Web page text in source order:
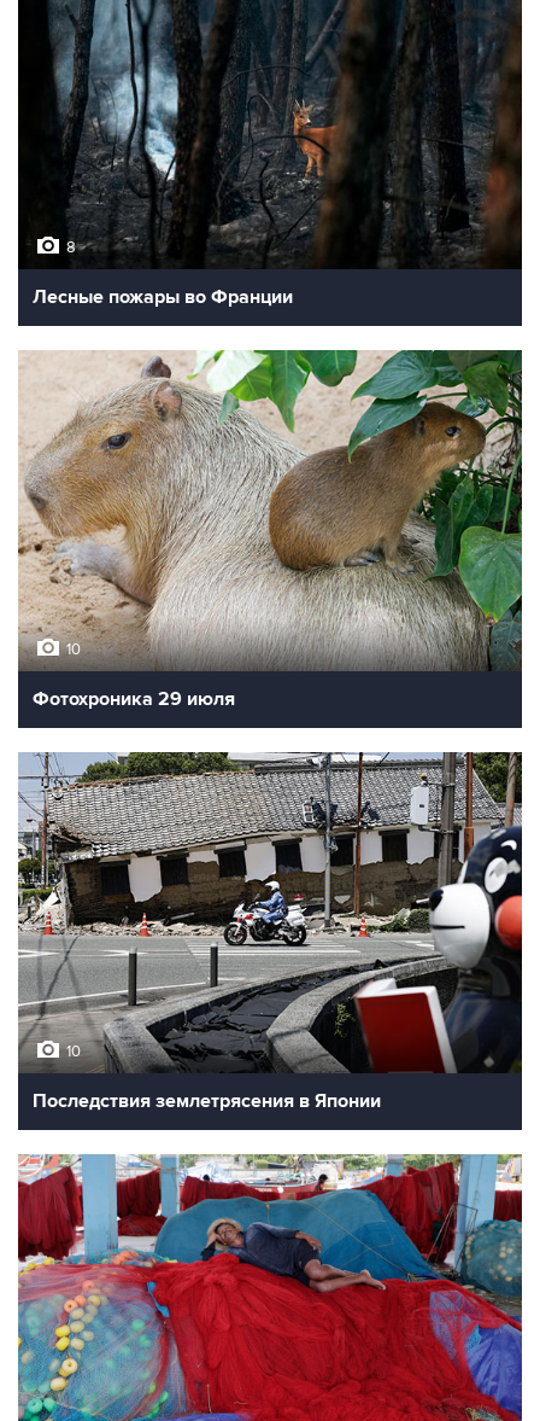
8
Лесные пожары во Франции
10
Фотохроника 29 июля
10
Последствия землетрясения в Японии